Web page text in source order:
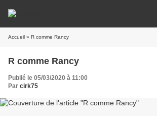
Accueil » R comme Rancy
R comme Rancy
Publié le 05/03/2020 à 11:00
Par cirk75